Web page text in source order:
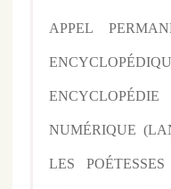
APPEL
NUMÉRIQUE
LES